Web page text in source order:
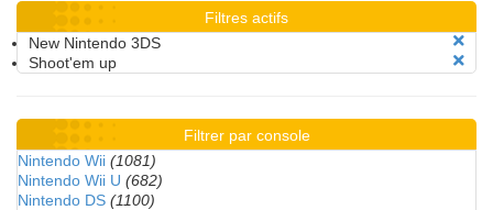
Filtres actifs
New Nintendo 3DS
Shoot'em up
Filtrer par console
Nintendo Wii (1081)
Nintendo Wii U (682)
Nintendo DS (1100)